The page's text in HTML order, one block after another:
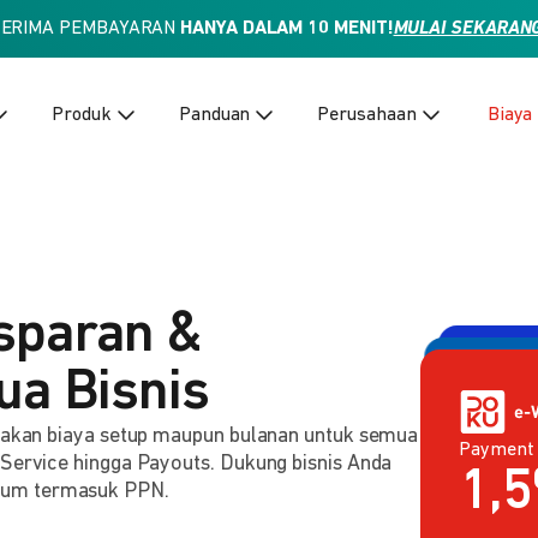
PEMBAYARAN HANYA DALAM 10 MENIT!MULAI
Produk Panduan Perusahaan Biaya
&
Bisnis
biaya setup maupun bulanan untuk semua
hingga Payouts. Dukung bisnis Anda
termasuk PPN.
Payment
Payment